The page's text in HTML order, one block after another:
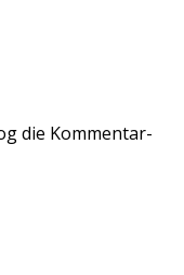
die Kommentar-